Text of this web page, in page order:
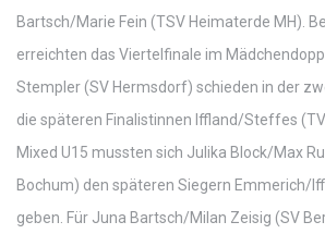
Bartsch/Marie Fein (TSV Heimaterde MH).
erreichten das Viertelfinale im
Stempler (SV Hermsdorf) schieden in der
die späteren Finalistinnen Iffland/Steffes
Mixed U15 mussten sich Julika Block/Max
Bochum) den späteren Siegern Emmerich/
geben. Für Juna Bartsch/Milan Zeisig (SV